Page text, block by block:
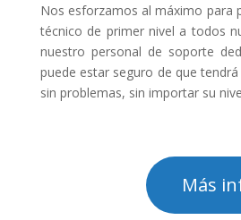
Nos esforzamos al máximo para
técnico de primer nivel a todos
nuestro personal de soporte
puede estar seguro de que
sin problemas, sin importar su
Más